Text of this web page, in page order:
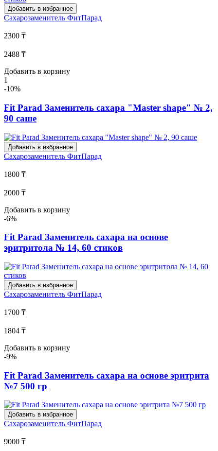
Добавить в избранное
Сахарозаменитель ФитПарад
2300 ₸
2488 ₸
Добавить в корзину
1
-10%
Fit Parad Заменитель сахара "Master shape" № 2,
90 саше
Добавить в избранное
Сахарозаменитель ФитПарад
1800 ₸
2000 ₸
Добавить в корзину
-6%
Fit Parad Заменитель сахара на основе
эритритола № 14, 60 стиков
Добавить в избранное
Сахарозаменитель ФитПарад
1700 ₸
1804 ₸
Добавить в корзину
-9%
Fit Parad Заменитель сахара на основе эритрита
№7 500 гр
Добавить в избранное
Сахарозаменитель ФитПарад
9000 ₸